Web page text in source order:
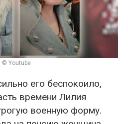
© Youtube
его беспокоило,
времени Лилия
военную форму.